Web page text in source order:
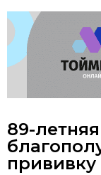
89-
прививку